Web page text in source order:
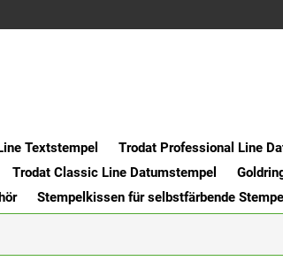
Textstempel Trodat Professional Line
Trodat Classic Line Datumstempel
Stempelkissen für selbstfärbende